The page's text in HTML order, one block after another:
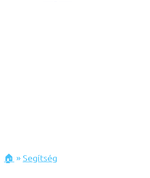
🏠 » Segítség